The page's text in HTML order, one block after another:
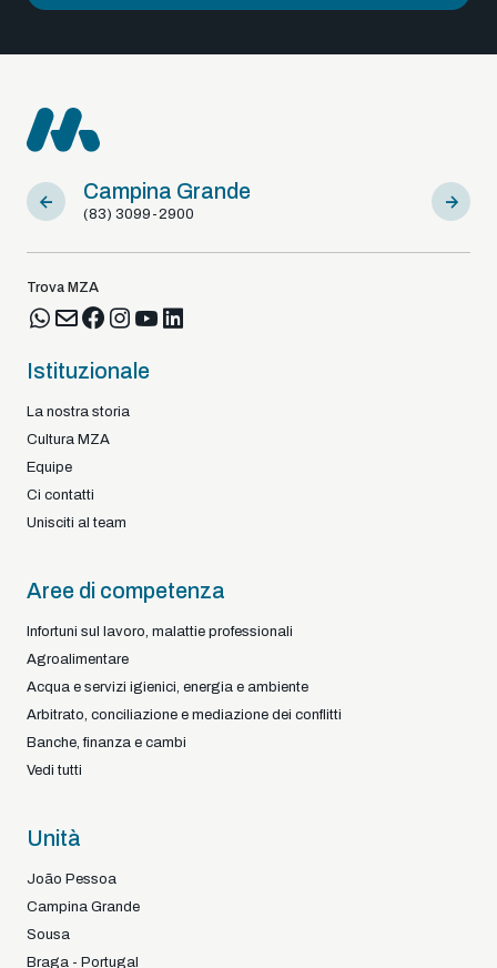
Campina Grande
(83) 3099-2900
Sousa
(83)
Trova MZA
Istituzionale
La nostra storia
Cultura MZA
Equipe
Ci contatti
Unisciti al team
Aree di competenza
Infortuni sul lavoro, malattie professionali
Agroalimentare
Acqua e servizi igienici, energia e ambiente
Arbitrato, conciliazione e mediazione dei conflitti
Banche, finanza e cambi
Vedi tutti
Unità
João Pessoa
Campina Grande
Sousa
Braga - Portugal